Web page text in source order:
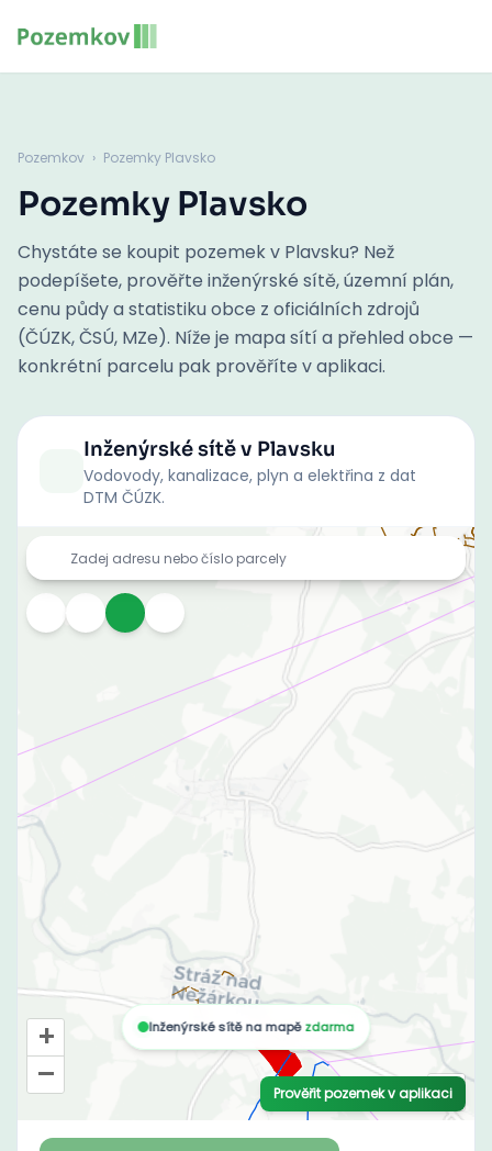
Pozemkov › Pozemky Plavsko
Pozemky Plavsko
Chystáte se koupit pozemek v Plavsku? Než
podepíšete, prověřte inženýrské sítě, územní plán,
cenu půdy a statistiku obce z oficiálních zdrojů
(ČÚZK, ČSÚ, MZe). Níže je mapa sítí a přehled obce —
konkrétní parcelu pak prověříte v aplikaci.
Inženýrské sítěv Plavsku
Vodovody, kanalizace, plyn a elektřina z dat
DTM ČÚZK.